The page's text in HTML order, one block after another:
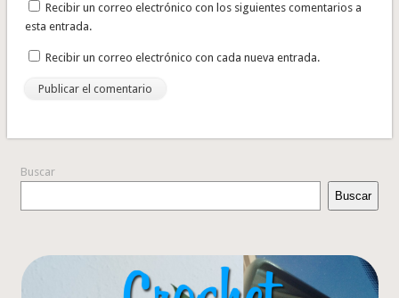
Recibir un correo electrónico con los siguientes comentarios a
esta entrada.
Recibir un correo electrónico con cada nueva entrada.
Buscar
Buscar